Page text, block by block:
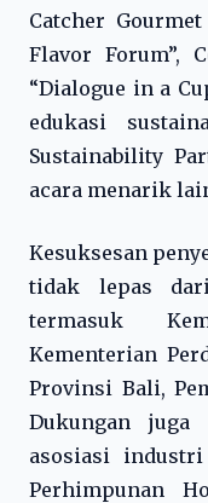
Catcher
Flavor Forum”,
“Dialogue in a
edukasi
Sustainability
acara menarik
Kesuksesan
tidak lepas
termasuk
Kementerian
Provinsi Bali,
Dukungan
asosiasi
Perhimpunan